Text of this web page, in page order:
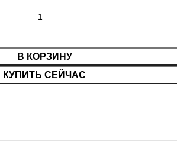
В КОРЗИНУ
КУПИТЬ СЕЙЧАС